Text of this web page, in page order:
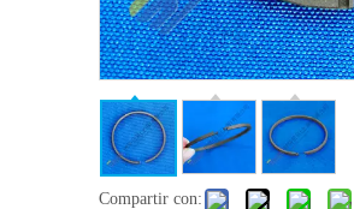
Compartir con: